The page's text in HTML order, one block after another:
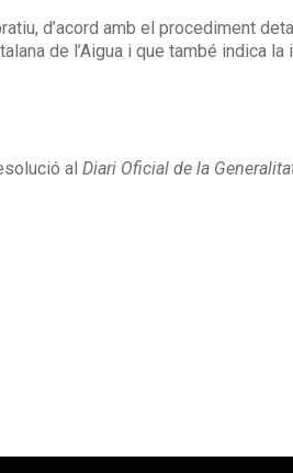
d’acord amb el procediment
de l’Aigua i que també indica
al Diari Oficial de la